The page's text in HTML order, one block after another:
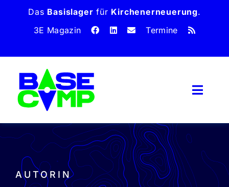
springen
Das Basislager für Kirchen­erneuerung.
3E Magazin
Termine
Magazin
Dossiers
AUTORIN